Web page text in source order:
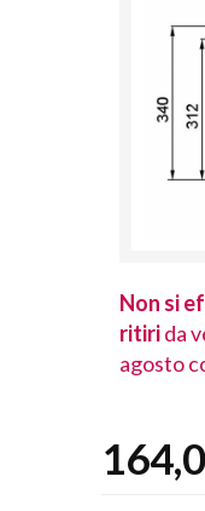
Non si
ritirida
agosto